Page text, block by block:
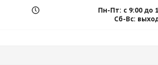
Пн-Пт: с 9:00 до
Сб-Вс: